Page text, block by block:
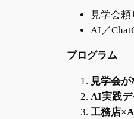
見学会
AI／
プログラム
見学会
AI実践デ
工務店